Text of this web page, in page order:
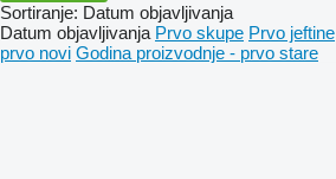
Sortiranje: Datum objavljivanja
Datum objavljivanja Prvo skupe Prvo jeftine
prvo novi Godina proizvodnje - prvo stare